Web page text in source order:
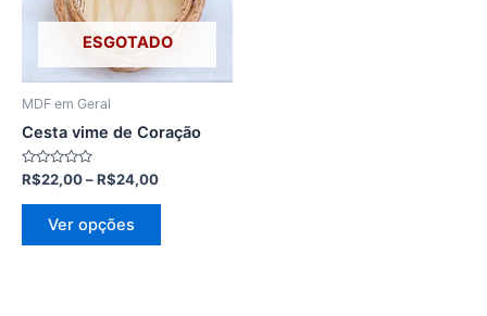
ESGOTADO
MDF em Geral
Cesta vime de Coração
Avaliação
de
R$22,00–R$24,00
Ver opções
As
opções
podem
na